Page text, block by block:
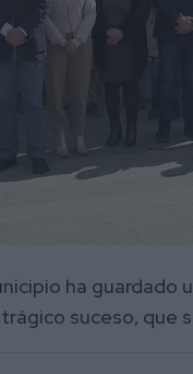
ha guardado
suceso, que